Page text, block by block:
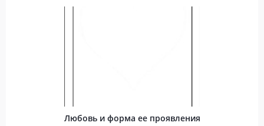
Любовь и форма ее проявления